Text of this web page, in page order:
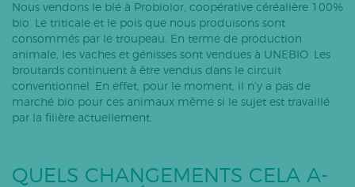
Nous vendons le blé à Probiolor, coopérative céréalière 100%
bio. Le triticale et le pois que nous produisons sont
consommés par le troupeau. En terme de production
animale, les vaches et génisses sont vendues à UNEBIO. Les
broutards continuent à être vendus dans le circuit
conventionnel. En effet, pour le moment, il n’y a pas de
marché bio pour ces animaux même si le sujet est travaillé
par la filière actuellement.
QUELS CHANGEMENTS CELA A-